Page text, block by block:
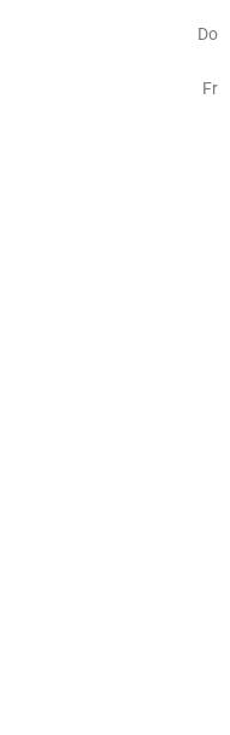
Do
Fr